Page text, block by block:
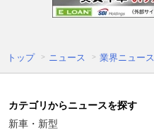
トップ ニュース 業界ニュース
カテゴリからニュースを探す
新車・新型